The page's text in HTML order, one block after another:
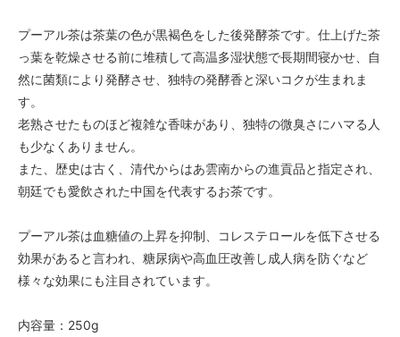
プーアル茶は茶葉の色が黒褐色をした後発酵茶です。仕上げた茶
っ葉を乾燥させる前に堆積して高温多湿状態で長期間寝かせ、自
然に菌類により発酵させ、独特の発酵香と深いコクが生まれま
す。
老熟させたものほど複雑な香味があり、独特の微臭さにハマる人
も少なくありません。
また、歴史は古く、清代からはあ雲南からの進貢品と指定され、
朝廷でも愛飲された中国を代表するお茶です。
プーアル茶は血糖値の上昇を抑制、コレステロールを低下させる
効果があると言われ、糖尿病や高血圧改善し成人病を防ぐなど
様々な効果にも注目されています。
内容量：250g